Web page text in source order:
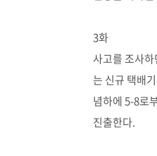
3화
사고를 조사
는 신규 택배
념하에 5-8로
진출한다.